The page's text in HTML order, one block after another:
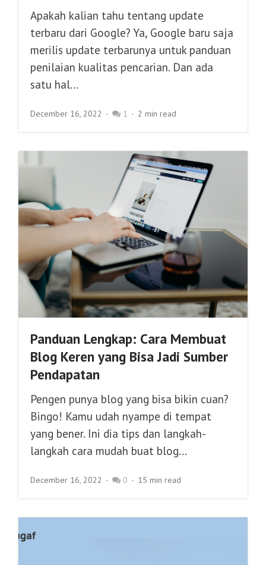
Apakah kalian tahu tentang update
terbaru dari Google? Ya, Google baru saja
merilis update terbarunya untuk panduan
penilaian kualitas pencarian. Dan ada
satu hal...
December 16, 2022 1 2 min read
Panduan Lengkap: Cara Membuat
Blog Keren yang Bisa Jadi Sumber
Pendapatan
Pengen punya blog yang bisa bikin cuan?
Bingo! Kamu udah nyampe di tempat
yang bener. Ini dia tips dan langkah-
langkah cara mudah buat blog...
December 16, 2022 0 15 min read